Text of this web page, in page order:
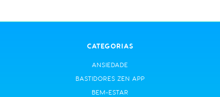
CATEGORIAS
ANSIEDADE
BASTIDORES ZEN APP
BEM-ESTAR